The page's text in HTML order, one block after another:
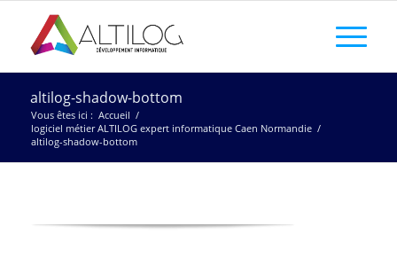
altilog-shadow-bottom
Vous êtes ici : Accueil /
logiciel métier ALTILOG expert informatique Caen Normandie /
altilog-shadow-bottom